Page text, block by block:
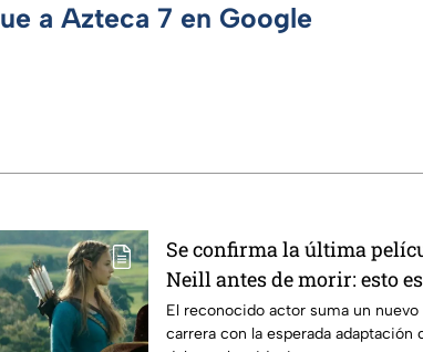
a Azteca 7 en Google
Se confirma la última
Neill antes de morir: esto
sabe hasta ahora
El reconocido actor suma un nuevo
carrera con la esperada adaptación